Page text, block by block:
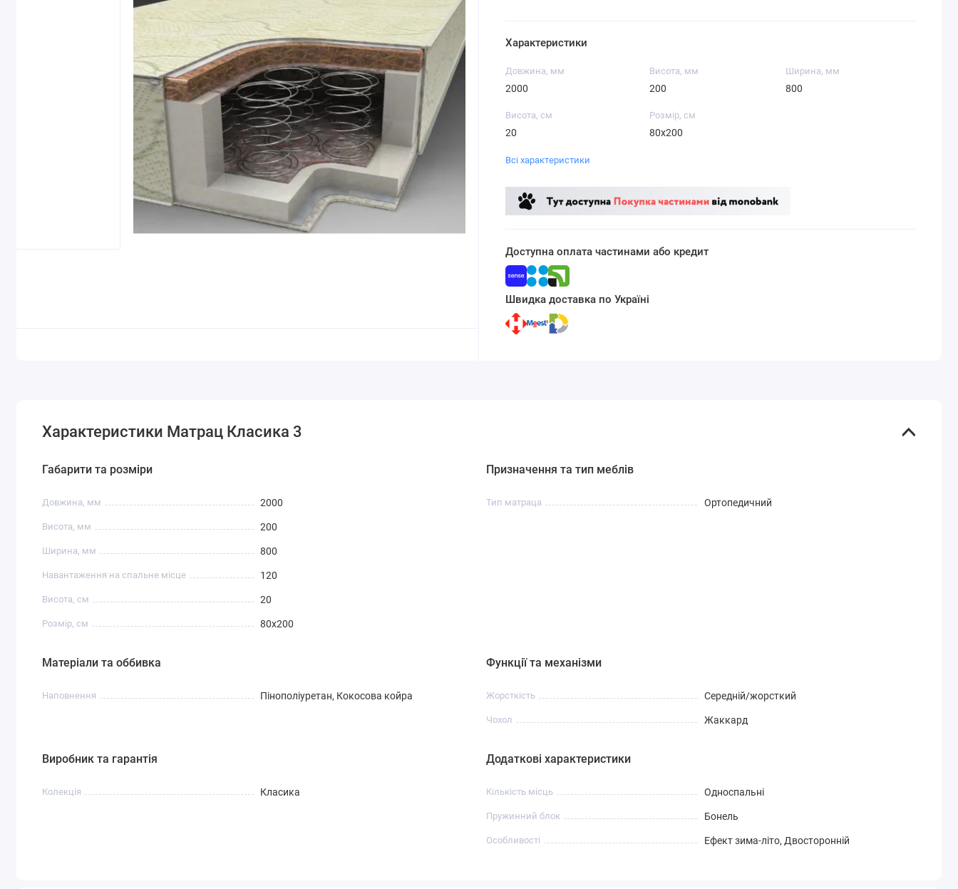
Характеристики
Довжина, мм
2000
Висота, мм
200
Ширина, мм
800
Висота, см
20
Розмір, см
80x200
Всі характеристики
Доступна оплата частинами або кредит
Швидка доставка по Україні
Характеристики Матрац Класика 3
Габарити та розміри
Довжина, мм 2000
Висота, мм 200
Ширина, мм 800
Навантаження на спальне місце 120
Висота, см 20
Розмір, см 80x200
Призначення та тип меблів
Тип матраца Ортопедичний
Матеріали та оббивка
Наповнення Пінополіуретан, Кокосова койра
Функції та механізми
Жорсткість Середній/жорсткий
Чохол Жаккард
Виробник та гарантія
Колекція Класика
Додаткові характеристики
Кількість місць Односпальні
Пружинний блок Бонель
Особливості Ефект зима-літо, Двосторонній